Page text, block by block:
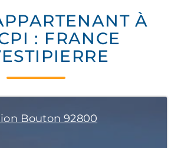
À
: FRANCE
Bouton 92800